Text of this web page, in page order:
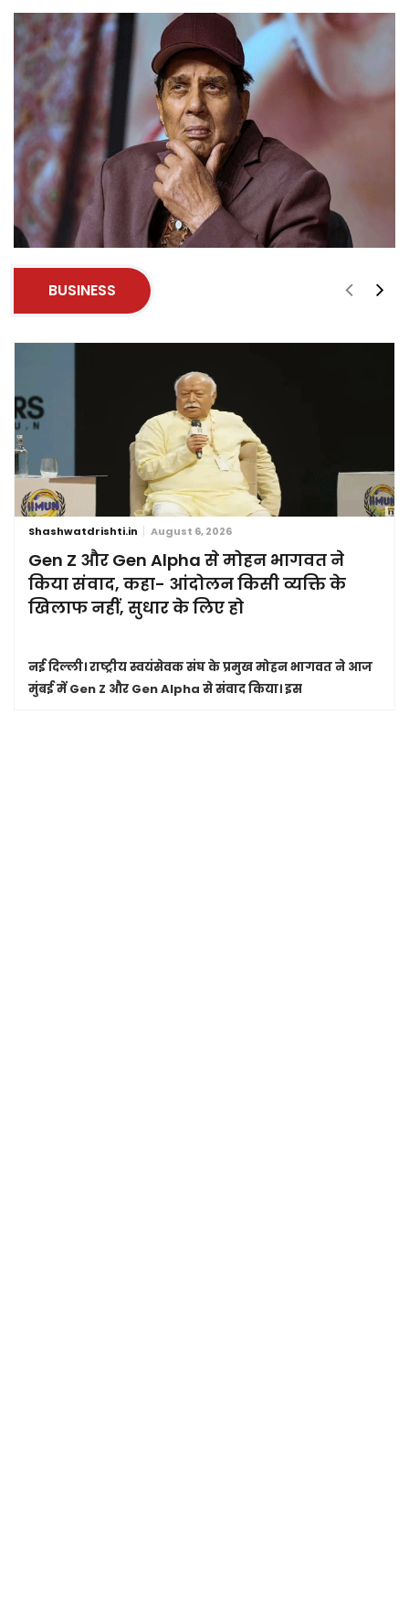
BUSINESS
Shashwatdrishti.in August 6, 2026
Gen Z और Gen Alpha से मोहन भागवत ने
किया संवाद, कहा- आंदोलन किसी व्यक्ति के
खिलाफ नहीं, सुधार के लिए हो
नई दिल्ली।राष्ट्रीय स्वयंसेवक संघ के प्रमुख मोहन भागवत ने आज
मुंबई में Gen Z और Gen Alpha से संवाद किया। इस